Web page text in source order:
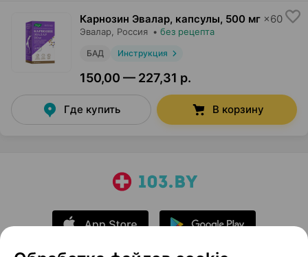
Карнозин Эвалар, капсулы, 500 мг ×60
Эвалар, Россия • без рецепта
БАД Инструкция
150,00 — 227,31 р.
Где купить В корзину